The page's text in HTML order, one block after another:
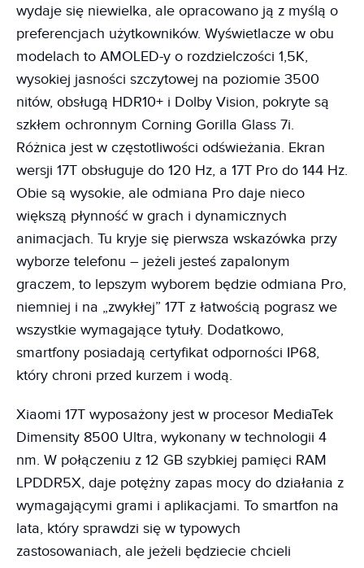
wydaje się niewielka, ale opracowano ją z myślą o
preferencjach użytkowników. Wyświetlacze w obu
modelach to AMOLED-y o rozdzielczości 1,5K,
wysokiej jasności szczytowej na poziomie 3500
nitów, obsługą HDR10+ i Dolby Vision, pokryte są
szkłem ochronnym Corning Gorilla Glass 7i.
Różnica jest w częstotliwości odświeżania. Ekran
wersji 17T obsługuje do 120 Hz, a 17T Pro do 144 Hz.
Obie są wysokie, ale odmiana Pro daje nieco
większą płynność w grach i dynamicznych
animacjach. Tu kryje się pierwsza wskazówka przy
wyborze telefonu – jeżeli jesteś zapalonym
graczem, to lepszym wyborem będzie odmiana Pro,
niemniej i na „zwykłej” 17T z łatwością pograsz we
wszystkie wymagające tytuły. Dodatkowo,
smartfony posiadają certyfikat odporności IP68,
który chroni przed kurzem i wodą.
Xiaomi 17T wyposażony jest w procesor MediaTek
Dimensity 8500 Ultra, wykonany w technologii 4
nm. W połączeniu z 12 GB szybkiej pamięci RAM
LPDDR5X, daje potężny zapas mocy do działania z
wymagającymi grami i aplikacjami. To smartfon na
lata, który sprawdzi się w typowych
zastosowaniach, ale jeżeli będziecie chcieli